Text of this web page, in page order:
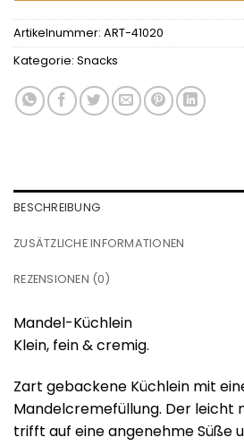
Artikelnummer: ART-41020
Kategorie: Snacks
BESCHREIBUNG
ZUSÄTZLICHE INFORMATIONEN
REZENSIONEN (0)
Mandel-Küchlein
Klein, fein & cremig.
Zart gebackene Küchlein mit
Mandelcremefüllung. Der leicht
trifft auf eine angenehme Süße